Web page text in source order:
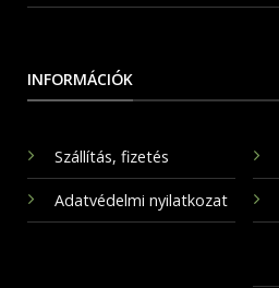
INFORMÁCIÓK
Szállítás, fizetés
Adatvédelmi nyilatkozat